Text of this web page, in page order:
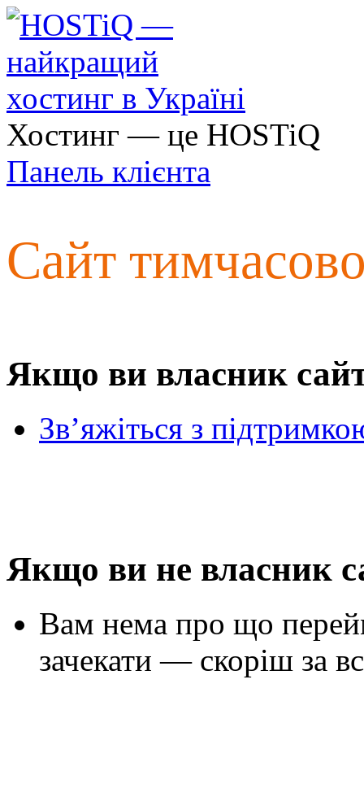
Хостинг — це HOSTiQ
Панель клієнта
Сайт
Якщо ви власник
Зв’яжіться з
Якщо ви не власник
Вам нема про що
зачекати — скоріш за